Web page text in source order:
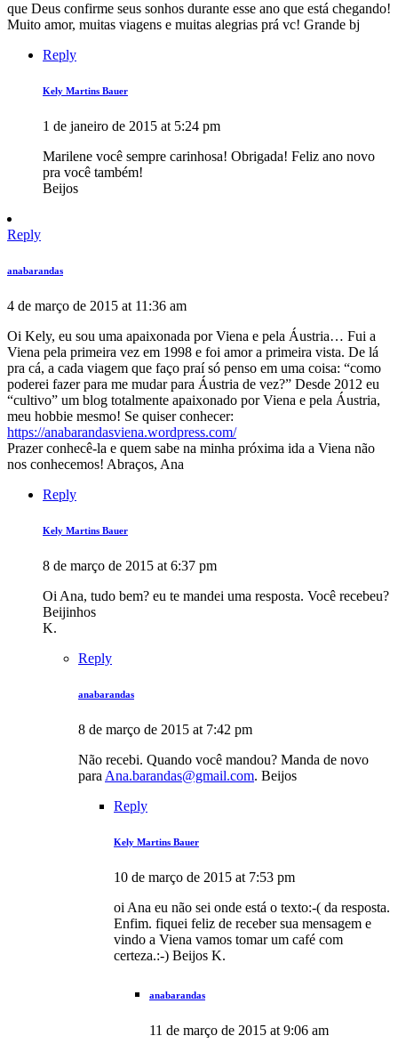
que Deus confirme seus sonhos durante esse ano que está chegando!
Muito amor, muitas viagens e muitas alegrias prá vc! Grande bj
Reply
Kely Martins Bauer
1 de janeiro de 2015 at 5:24 pm
Marilene você sempre carinhosa! Obrigada! Feliz ano novo
pra você também!
Beijos
Reply
anabarandas
4 de março de 2015 at 11:36 am
Oi Kely, eu sou uma apaixonada por Viena e pela Áustria… Fui a
Viena pela primeira vez em 1998 e foi amor a primeira vista. De lá
pra cá, a cada viagem que faço praí só penso em uma coisa: “como
poderei fazer para me mudar para Áustria de vez?” Desde 2012 eu
“cultivo” um blog totalmente apaixonado por Viena e pela Áustria,
meu hobbie mesmo! Se quiser conhecer:
https://anabarandasviena.wordpress.com/
Prazer conhecê-la e quem sabe na minha próxima ida a Viena não
nos conhecemos! Abraços, Ana
Reply
Kely Martins Bauer
8 de março de 2015 at 6:37 pm
Oi Ana, tudo bem? eu te mandei uma resposta. Você recebeu?
Beijinhos
K.
Reply
anabarandas
8 de março de 2015 at 7:42 pm
Não recebi. Quando você mandou? Manda de novo
para Ana.barandas@gmail.com. Beijos
Reply
Kely Martins Bauer
10 de março de 2015 at 7:53 pm
oi Ana eu não sei onde está o texto:-( da resposta.
Enfim. fiquei feliz de receber sua mensagem e
vindo a Viena vamos tomar um café com
certeza.:-) Beijos K.
anabarandas
11 de março de 2015 at 9:06 am